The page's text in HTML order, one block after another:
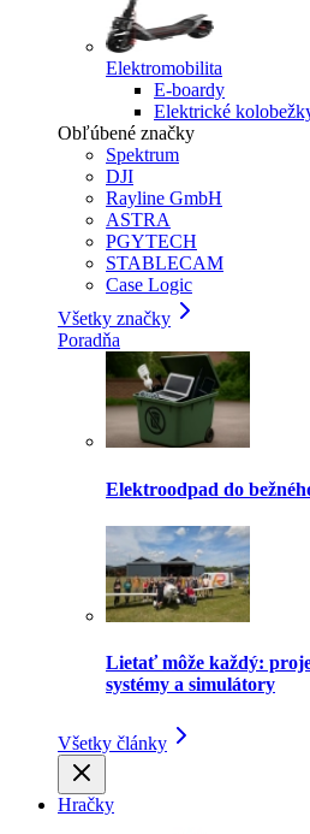
Elektromobilita
E-boardy
Elektrické
Obľúbené značky
Spektrum
DJI
Rayline GmbH
ASTRA
PGYTECH
STABLECAM
Case Logic
Všetky značky
Poradňa
Elektroodpad do
Lietať môže každý:
systémy a simulátory
Všetky články
Hračky